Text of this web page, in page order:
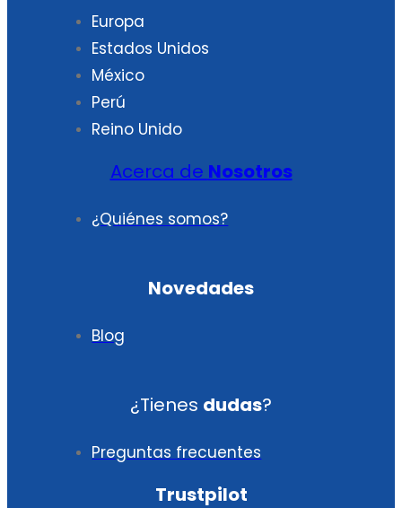
Europa
Estados Unidos
México
Perú
Reino Unido
Acerca de Nosotros
¿Quiénes somos?
Novedades
Blog
¿Tienes dudas?
Preguntas frecuentes
Trustpilot